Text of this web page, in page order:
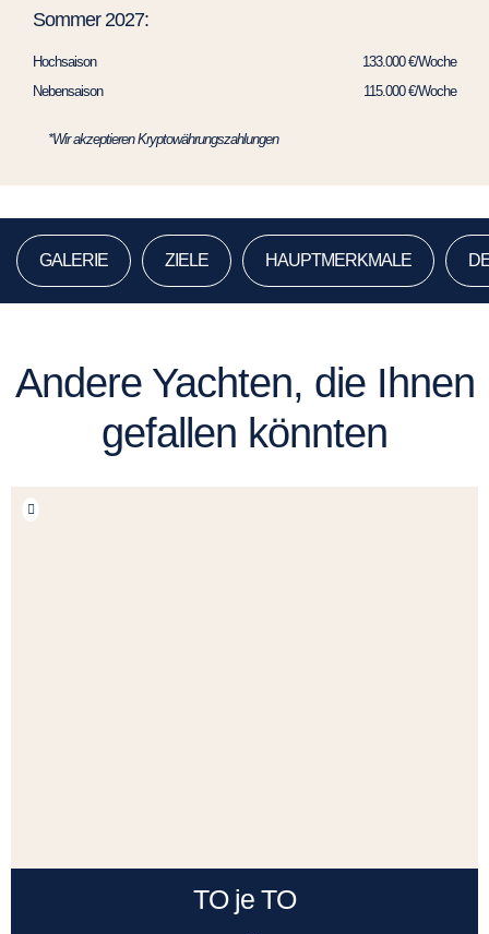
Sommer 2027:
Hochsaison
133.000 €/Woche
Nebensaison
115.000 €/Woche
*Wir akzeptieren Kryptowährungszahlungen
GALERIE ZIELE HAUPTMERKMALE
Andere Yachten, die Ihnen
gefallen könnten
TO je TO